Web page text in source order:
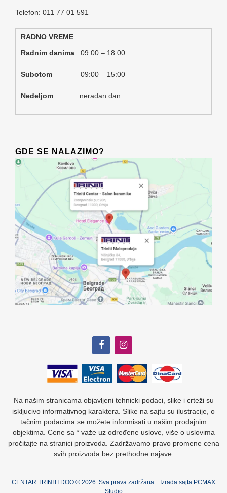
Telefon: 011 77 01 591
RADNO VREME
Radnim danima 09:00 – 18:00
Subotom 09:00 – 15:00
Nedeljom neradan dan
GDE SE NALAZIMO?
Na našim stranicama objavljeni tehnicki podaci, slike i crteži su
iskljucivo informativnog karaktera. Slike na sajtu su ilustracije, o
tačnim podacima se možete informisati u našim prodajnim
objektima. Cene sa * važe uz određene uslove, više o uslovima
pročitajte na stranici proizvoda. Zadržavamo pravo promene cena
svih proizvoda bez prethodne najave.
CENTAR TRINITI DOO © 2026. Sva prava zadržana. Izrada sajta PCMAX
Studio